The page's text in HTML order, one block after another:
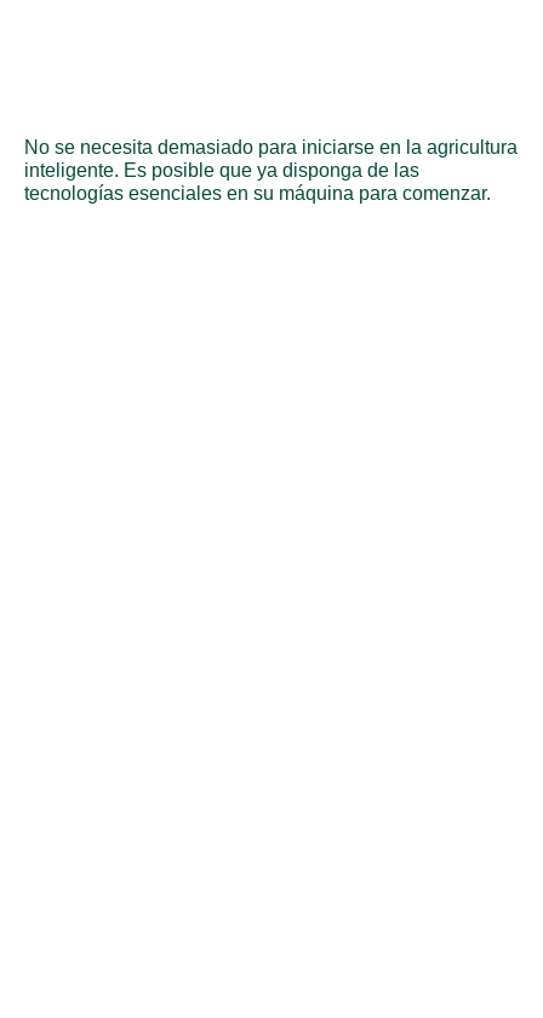
No se necesita demasiado para iniciarse en la agricultura
inteligente. Es posible que ya disponga de las
tecnologías esenciales en su máquina para comenzar.